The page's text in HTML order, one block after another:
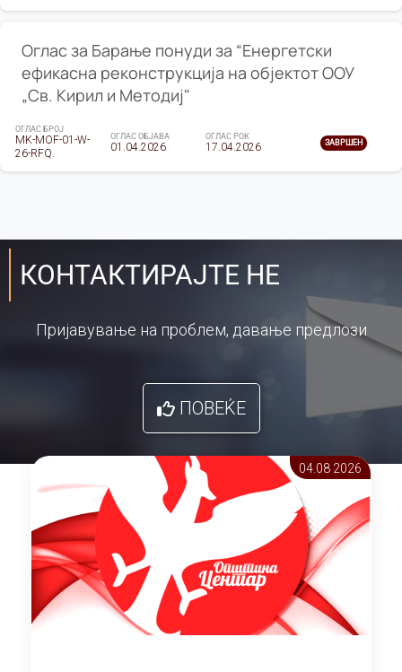
Оглас за Барање понуди за “Енергетски
ефикасна реконструкција на објектот ООУ
„Св. Кирил и Методиј"
ОГЛАС БРОЈ
MK-MOF-01-W-
26-RFQ.
ОГЛАС ОБЈАВА
01.04.2026
ОГЛАС РОК
17.04.2026 ЗАВРШЕН
КОНТАКТИРАЈТЕ НЕ
Пријавување на проблем, давање предлози
ПОВЕЌЕ
04.08 2026